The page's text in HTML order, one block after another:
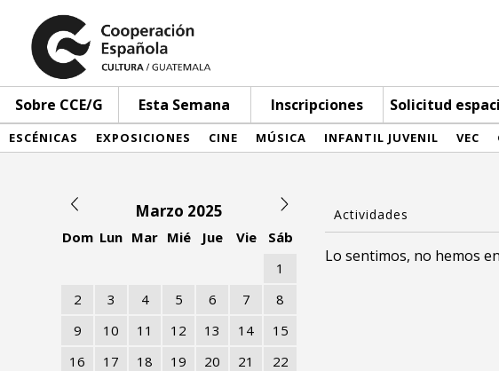
Sobre CCE/G Esta Semana Inscripciones Solicitud
ESCÉNICAS EXPOSICIONES CINE MÚSICA INFANTIL JUVENIL VEC
Marzo 2025
Dom Lun Mar Mié Jue Vie
Sáb
1
2
3 4 5 6 7
8
9
10 11 12 13 14
15
16
17 18 19 20 21
22
Lo sentimos, no hemos